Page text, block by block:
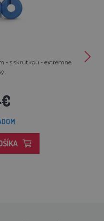
- s skrutkou - extrémne